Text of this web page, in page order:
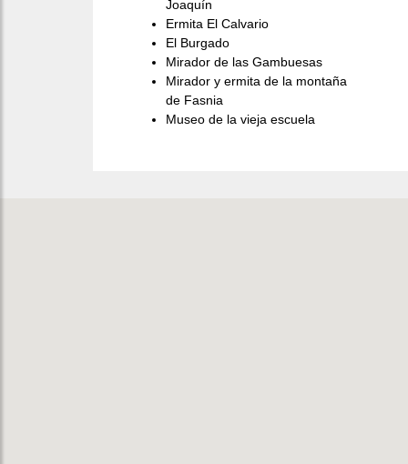
Joaquín
Ermita El Calvario
El Burgado
Mirador de las Gambuesas
Mirador y ermita de la montaña
de Fasnia
Museo de la vieja escuela